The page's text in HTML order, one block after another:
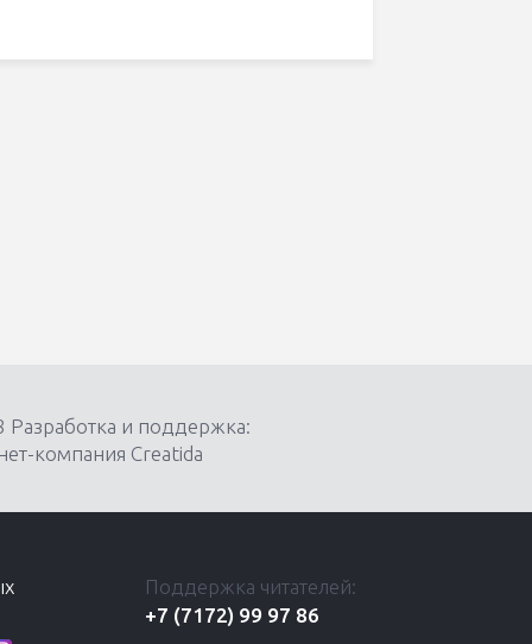
Разработка и поддержка:
компания Creatida
Поддержка читателей:
+7 (7172) 99 97 86